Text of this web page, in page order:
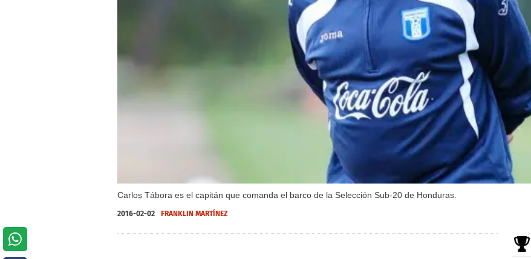
Carlos Tábora es el capitán que comanda el barco de la Selección Sub-20 de Honduras.
2016-02-02 FRANKLIN MARTÍNEZ